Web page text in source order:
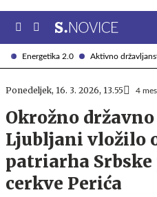
Energetika 2.0 Aktivno
Ponedeljek, 16. 3. 2026, 13.55 4
Okrožno
Ljubljani vložilo
patriarha
cerkve Perića